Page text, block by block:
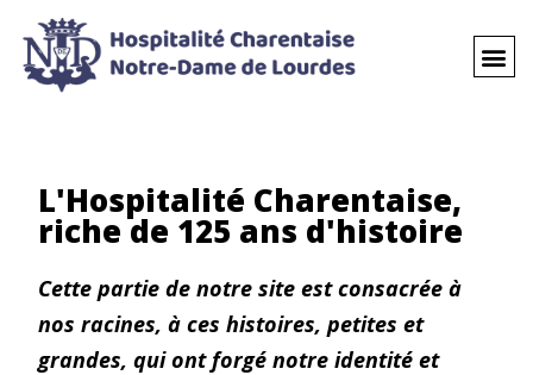
L'Hospitalité Charentaise,
riche de 125 ans d'histoire
Cette partie de notre site est consacrée à
nos racines, à ces histoires, petites et
grandes, qui ont forgé notre identité et